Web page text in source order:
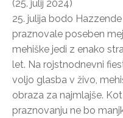
(25. julij 2024)
25. julija bodo
praznovale poseben
mehiške jedi z enako
let. Na rojstnodnevni
voljo glasba v živo,
obraza za najmlajše.
praznovanju ne bo